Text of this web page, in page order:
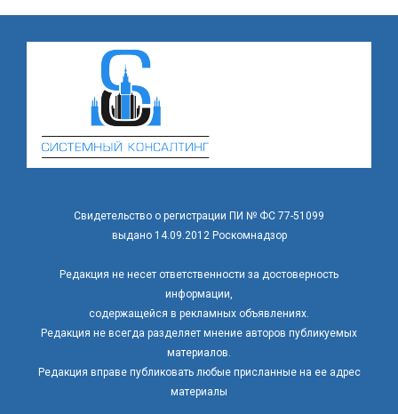
Свидетельство о регистрации ПИ № ФС 77-51099
выдано 14.09.2012 Роскомнадзор
Редакция не несет ответственности за достоверность
информации,
содержащейся в рекламных объявлениях.
Редакция не всегда разделяет мнение авторов публикуемых
материалов.
Редакция вправе публиковать любые присланные на ее адрес
материалы